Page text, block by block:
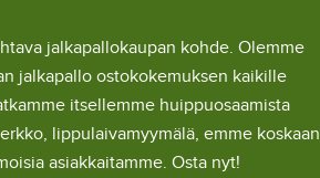
jalkapallokaupan kohde. Olemme
jalkapallo ostokokemuksen kaikille
itsellemme huippuosaamista
lippulaivamyymälä, emme koskaan
asiakkaitamme. Osta nyt!